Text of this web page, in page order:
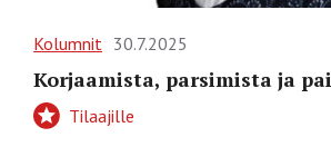
Kolumnit 30.7.2025
Korjaamista, parsimista ja
Tilaajille